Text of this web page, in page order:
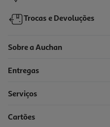
Trocas e Devoluções
Sobre a Auchan
Entregas
Serviços
Cartões